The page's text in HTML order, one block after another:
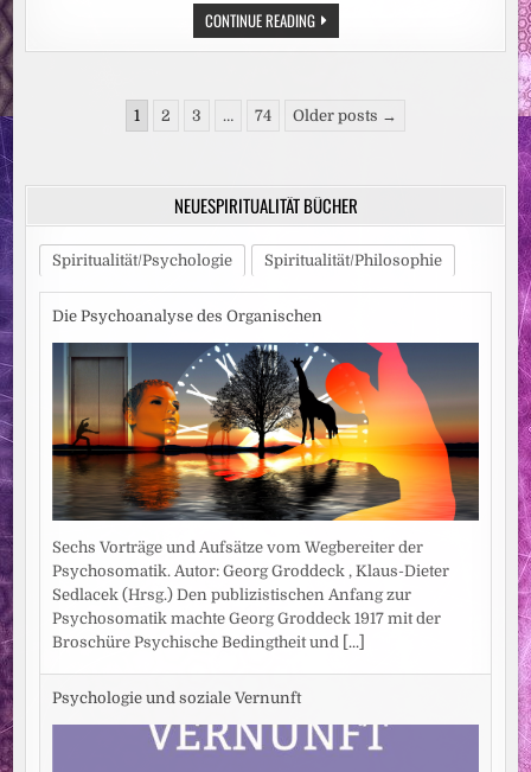
CONTINUE READINGANARCHIE
TRIFFT
VORSTADTIDYLLE:
ZURÜCK
/
6
FOLGEN
AB
3.9.
BEI
RTL
&
WOW
/
SKY-
START
AM
6.9.
Seitennummerierung
Beiträge
1 2 3 … 74 Older posts →
NEUESPIRITUALITÄT BÜCHER
Spiritualität/Psychologie Spiritualität/Philosophie
Die Psychoanalyse des Organischen
Sechs Vorträge und Aufsätze vom Wegbereiter der
Psychosomatik. Autor: Georg Groddeck , Klaus-Dieter
Sedlacek (Hrsg.) Den publizistischen Anfang zur
Psychosomatik machte Georg Groddeck 1917 mit der
Broschüre Psychische Bedingtheit und [...]
Psychologie und soziale Vernunft